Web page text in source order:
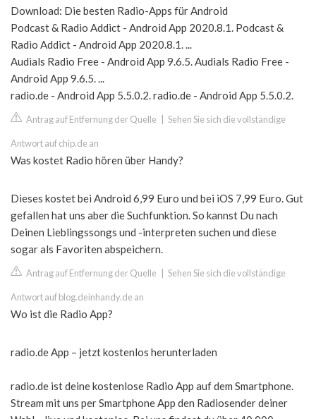
Download: Die besten Radio-Apps für Android
Podcast & Radio Addict - Android App 2020.8.1. Podcast &
Radio Addict - Android App 2020.8.1. ...
Audials Radio Free - Android App 9.6.5. Audials Radio Free -
Android App 9.6.5. ...
radio.de - Android App 5.5.0.2. radio.de - Android App 5.5.0.2.
Antrag auf Entfernung der Quelle Sehen Sie sich die vollständige
Antwort auf chip.de an
Was kostet Radio hören über Handy?
Dieses kostet bei Android 6,99 Euro und bei iOS 7,99 Euro. Gut
gefallen hat uns aber die Suchfunktion. So kannst Du nach
Deinen Lieblingssongs und -interpreten suchen und diese
sogar als Favoriten abspeichern.
Antrag auf Entfernung der Quelle Sehen Sie sich die vollständige
Antwort auf blog.deinhandy.de an
Wo ist die Radio App?
radio.de App – jetzt kostenlos herunterladen
radio.de ist deine kostenlose Radio App auf dem Smartphone.
Stream mit uns per Smartphone App den Radiosender deiner